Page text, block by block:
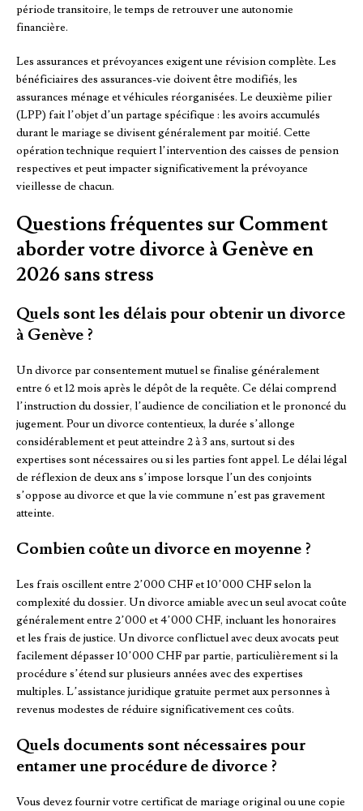
période transitoire, le temps de retrouver une autonomie
financière.
Les assurances et prévoyances exigent une révision complète. Les
bénéficiaires des assurances-vie doivent être modifiés, les
assurances ménage et véhicules réorganisées. Le deuxième pilier
(LPP) fait l’objet d’un partage spécifique : les avoirs accumulés
durant le mariage se divisent généralement par moitié. Cette
opération technique requiert l’intervention des caisses de pension
respectives et peut impacter significativement la prévoyance
vieillesse de chacun.
Questions fréquentes sur Comment
aborder votre divorce à Genève en
2026 sans stress
Quels sont les délais pour obtenir un divorce
à Genève ?
Un divorce par consentement mutuel se finalise généralement
entre 6 et 12 mois après le dépôt de la requête. Ce délai comprend
l’instruction du dossier, l’audience de conciliation et le prononcé du
jugement. Pour un divorce contentieux, la durée s’allonge
considérablement et peut atteindre 2 à 3 ans, surtout si des
expertises sont nécessaires ou si les parties font appel. Le délai légal
de réflexion de deux ans s’impose lorsque l’un des conjoints
s’oppose au divorce et que la vie commune n’est pas gravement
atteinte.
Combien coûte un divorce en moyenne ?
Les frais oscillent entre 2’000 CHF et 10’000 CHF selon la
complexité du dossier. Un divorce amiable avec un seul avocat coûte
généralement entre 2’000 et 4’000 CHF, incluant les honoraires
et les frais de justice. Un divorce conflictuel avec deux avocats peut
facilement dépasser 10’000 CHF par partie, particulièrement si la
procédure s’étend sur plusieurs années avec des expertises
multiples. L’assistance juridique gratuite permet aux personnes à
revenus modestes de réduire significativement ces coûts.
Quels documents sont nécessaires pour
entamer une procédure de divorce ?
Vous devez fournir votre certificat de mariage original ou une copie